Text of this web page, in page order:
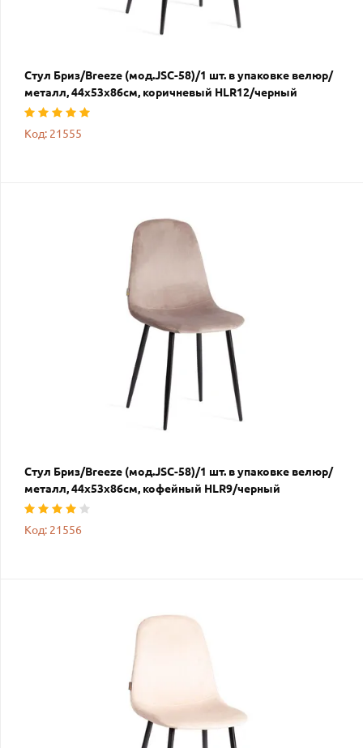
Стул Бриз/Breeze (мод.JSC-58)/1 шт. в упаковке велюр/
металл, 44х53х86см, коричневый HLR12/черный
Код: 21555
Стул Бриз/Breeze (мод.JSC-58)/1 шт. в упаковке велюр/
металл, 44х53х86см, кофейный HLR9/черный
Код: 21556